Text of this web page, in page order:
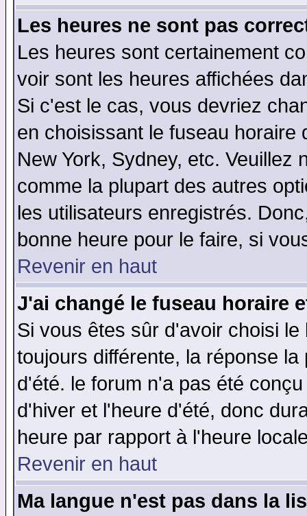
Les heures ne sont pas
Les heures sont certainement
voir sont les heures affichées
Si c'est le cas, vous devriez
en choisissant le fuseau
New York, Sydney, etc. Veuillez
comme la plupart des autres
les utilisateurs enregistrés.
bonne heure pour le faire, si
Revenir en haut
J'ai changé le fuseau horaire
Si vous êtes sûr d'avoir choisi
toujours différente, la réponse
d'été. le forum n'a pas été
d'hiver et l'heure d'été, donc
heure par rapport à l'heure
Revenir en haut
Ma langue n'est pas dans la